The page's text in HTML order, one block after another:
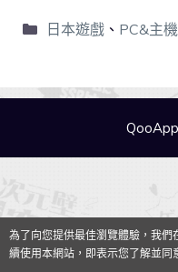
日本遊戲、 PC&主機
為了向您提供最佳瀏覽體驗，我
續使用本網站，即表示您了解並同